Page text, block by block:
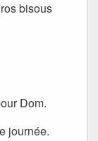
bisous
Dom.
journée.